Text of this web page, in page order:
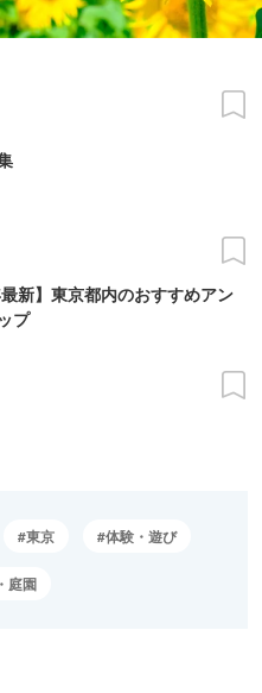
最新】東京都内のおすすめアン
プ
東京 体験・遊び
庭園